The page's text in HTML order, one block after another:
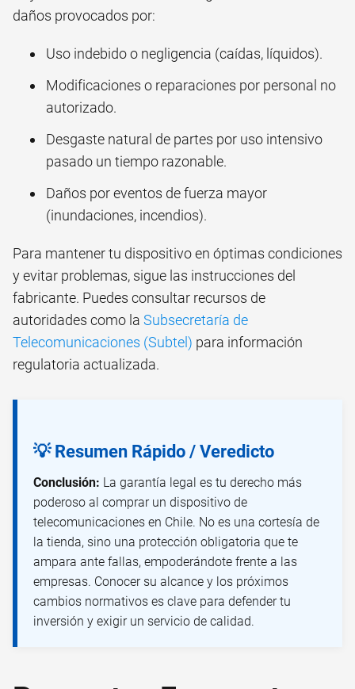
daños provocados por:
Uso indebido o negligencia (caídas, líquidos).
Modificaciones o reparaciones por personal no
autorizado.
Desgaste natural de partes por uso intensivo
pasado un tiempo razonable.
Daños por eventos de fuerza mayor
(inundaciones, incendios).
Para mantener tu dispositivo en óptimas condiciones
y evitar problemas, sigue las instrucciones del
fabricante. Puedes consultar recursos de
autoridades como la Subsecretaría de
Telecomunicaciones (Subtel) para información
regulatoria actualizada.
💡 Resumen Rápido / Veredicto
Conclusión: La garantía legal es tu derecho más
poderoso al comprar un dispositivo de
telecomunicaciones en Chile. No es una cortesía de
la tienda, sino una protección obligatoria que te
ampara ante fallas, empoderándote frente a las
empresas. Conocer su alcance y los próximos
cambios normativos es clave para defender tu
inversión y exigir un servicio de calidad.